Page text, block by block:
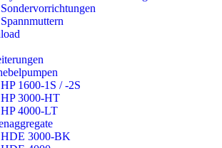
Sondervorrichtungen
Spannmuttern
HP 1600-1S / -2S
HP 3000-HT
HP 4000-LT
HDE 3000-BK